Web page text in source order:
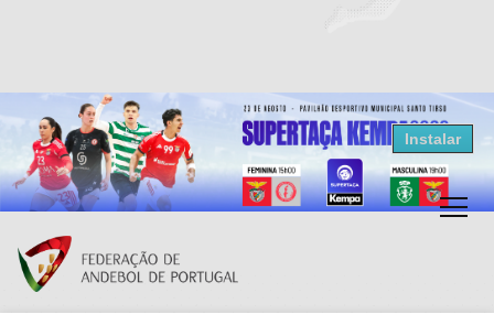
Resultados Andebol
Federação de Andebol de Portugal
Grátis - Disponivel na Play Store
Instalar